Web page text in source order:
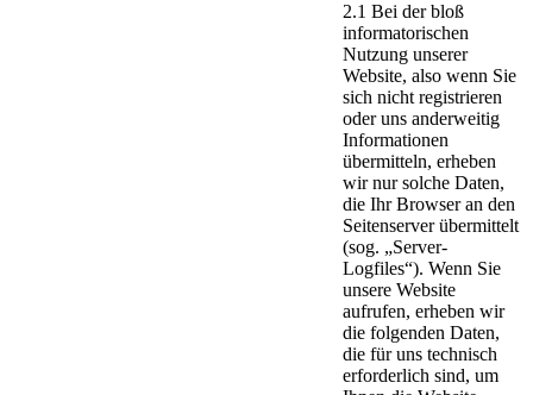
2.1 Bei der bloß
informatorischen
Nutzung unserer
Website, also wenn Sie
sich nicht registrieren
oder uns anderweitig
Informationen
übermitteln, erheben
wir nur solche Daten,
die Ihr Browser an den
Seitenserver übermittelt
(sog. „Server-
Logfiles“). Wenn Sie
unsere Website
aufrufen, erheben wir
die folgenden Daten,
die für uns technisch
erforderlich sind, um